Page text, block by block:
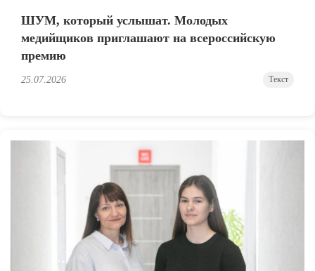
ШУМ, который услышат. Молодых
медийщиков приглашают на всероссийскую
премию
25.07.2026 Текст